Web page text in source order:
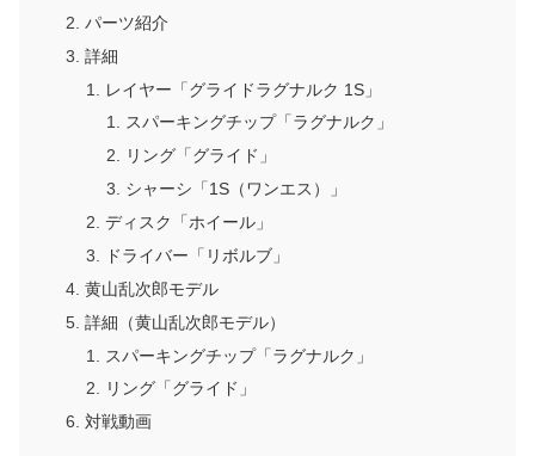
パーツ紹介
詳細
レイヤー「グライドラグナルク 1S」
スパーキングチップ「ラグナルク」
リング「グライド」
シャーシ「1S（ワンエス）」
ディスク「ホイール」
ドライバー「リボルブ」
黄山乱次郎モデル
詳細（黄山乱次郎モデル）
スパーキングチップ「ラグナルク」
リング「グライド」
対戦動画